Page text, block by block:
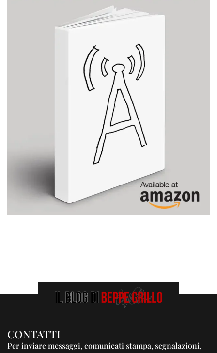
CONTATTI
Per inviare messaggi, comunicati stampa, segnalazioni,